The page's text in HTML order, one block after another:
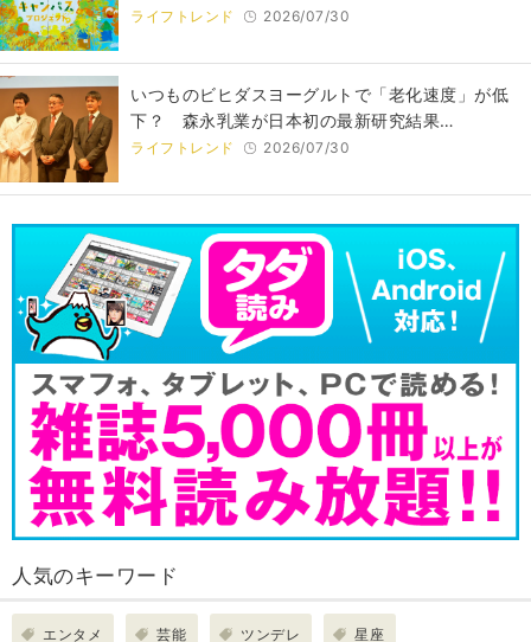
ライフトレンド 2026/07/30
いつものビヒダスヨーグルトで「老化速度」が低
下？ 森永乳業が日本初の最新研究結果…
ライフトレンド 2026/07/30
人気のキーワード
エンタメ 芸能 ツンデレ 星座